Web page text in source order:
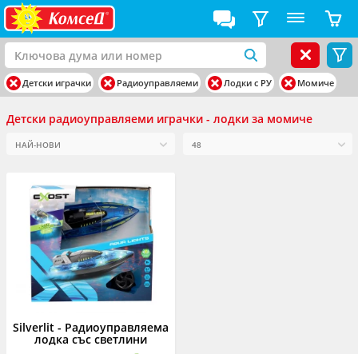
Детски играчки Радиоуправляеми Лодки с РУ Момиче
Детски радиоуправляеми играчки - лодки за момиче
Silverlit - Радиоуправляема
лодка със светлини